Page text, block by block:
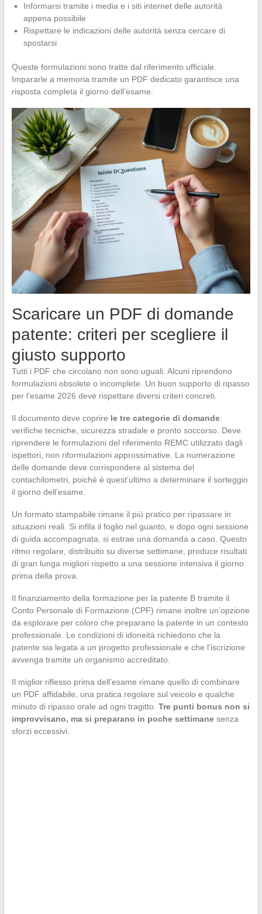
Informarsi tramite i media e i siti internet delle autorità
appena possibile
Rispettare le indicazioni delle autorità senza cercare di
spostarsi
Queste formulazioni sono tratte dal riferimento ufficiale.
Impararle a memoria tramite un PDF dedicato garantisce una
risposta completa il giorno dell’esame.
Scaricare un PDF di domande
patente: criteri per scegliere il
giusto supporto
Tutti i PDF che circolano non sono uguali. Alcuni riprendono
formulazioni obsolete o incomplete. Un buon supporto di ripasso
per l’esame 2026 deve rispettare diversi criteri concreti.
Il documento deve coprire le tre categorie di domande:
verifiche tecniche, sicurezza stradale e pronto soccorso. Deve
riprendere le formulazioni del riferimento REMC utilizzato dagli
ispettori, non riformulazioni approssimative. La numerazione
delle domande deve corrispondere al sistema del
contachilometri, poiché è quest’ultimo a determinare il sorteggio
il giorno dell’esame.
Un formato stampabile rimane il più pratico per ripassare in
situazioni reali. Si infila il foglio nel guanto, e dopo ogni sessione
di guida accompagnata, si estrae una domanda a caso. Questo
ritmo regolare, distribuito su diverse settimane, produce risultati
di gran lunga migliori rispetto a una sessione intensiva il giorno
prima della prova.
Il finanziamento della formazione per la patente B tramite il
Conto Personale di Formazione (CPF) rimane inoltre un’opzione
da esplorare per coloro che preparano la patente in un contesto
professionale. Le condizioni di idoneità richiedono che la
patente sia legata a un progetto professionale e che l’iscrizione
avvenga tramite un organismo accreditato.
Il miglior riflesso prima dell’esame rimane quello di combinare
un PDF affidabile, una pratica regolare sul veicolo e qualche
minuto di ripasso orale ad ogni tragitto. Tre punti bonus non si
improvvisano, ma si preparano in poche settimanesenza
sforzi eccessivi.